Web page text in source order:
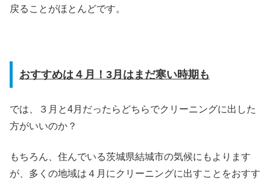
戻ることがほとんどです。
おすすめは４月！3月はまだ寒い時期も
では、３月と4月だったらどちらでクリーニングに出した
方がいいのか？
もちろん、住んでいる茨城県結城市の気候にもよります
が、多くの地域は４月にクリーニングに出すことをおすす